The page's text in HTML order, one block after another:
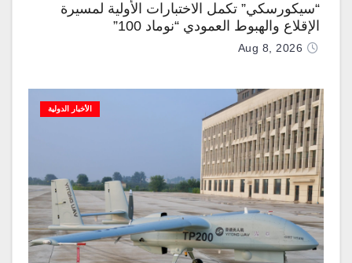
“سيكورسكي” تكمل الاختبارات الأولية لمسيرة
الإقلاع والهبوط العمودي “نوماد 100”
Aug 8, 2026
الأخبار الدولية